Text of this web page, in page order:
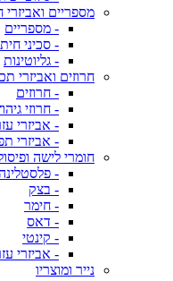
מספריים ואביזרי
- מספריים
- סכיני
- גליוטינות
חרוזים ואביזרי
- חרוזים
- חרוזי
- אביזרי
- אביזרי
חומרי לישה
-
- בצק
- חימר
- דאס
- קינטי
- אביזרי
נייר ומוצריו